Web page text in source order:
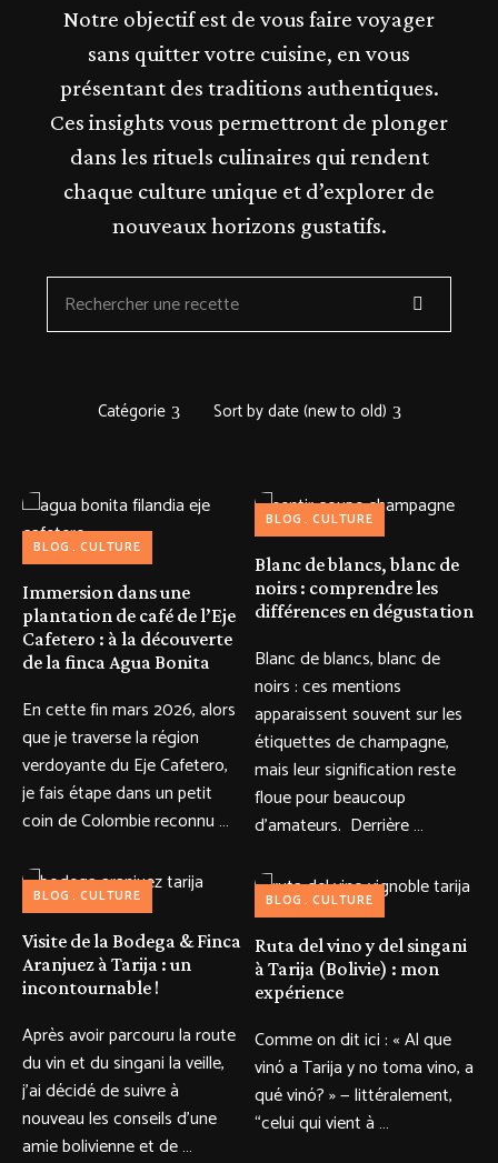
Notre objectif est de vous faire voyager
sans quitter votre cuisine, en vous
présentant des traditions authentiques.
Ces insights vous permettront de plonger
dans les rituels culinaires qui rendent
chaque culture unique et d’explorer de
nouveaux horizons gustatifs.
Catégorie Sort by date (new to old)
BLOG CULTURE
Immersion dans une
plantation de café de l’Eje
Cafetero : à la découverte
de la finca Agua Bonita
En cette fin mars 2026, alors
que je traverse la région
verdoyante du Eje Cafetero,
je fais étape dans un petit
coin de Colombie reconnu …
BLOG CULTURE
Visite de la Bodega & Finca
Aranjuez à Tarija : un
incontournable !
Après avoir parcouru la route
du vin et du singani la veille,
j’ai décidé de suivre à
nouveau les conseils d’une
amie bolivienne et de …
BLOG CULTURE
Blanc de blancs, blanc de
noirs : comprendre les
différences en dégustation
Blanc de blancs, blanc de
noirs : ces mentions
apparaissent souvent sur les
étiquettes de champagne,
mais leur signification reste
floue pour beaucoup
d’amateurs. Derrière …
BLOG CULTURE
Ruta del vino y del singani
à Tarija (Bolivie) : mon
expérience
Comme on dit ici : « Al que
vinó a Tarija y no toma vino, a
qué vinó? » — littéralement,
“celui qui vient à …